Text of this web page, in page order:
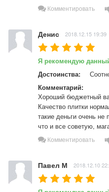
Комментировать
Денис 2018.12.15 19:39
Я рекомендую
Достоинства:
Комментарий:
Хороший бюджетный
Качество плитки
такие деньги очень не
что и все советую,
Комментировать
Павел М 2018.12.10